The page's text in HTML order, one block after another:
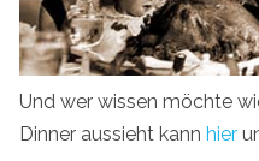
Und wer wissen möchte
Dinner aussieht kann hier